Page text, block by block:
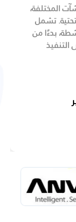
المختلفة،
تشمل
بدءًا من
التنفيذ